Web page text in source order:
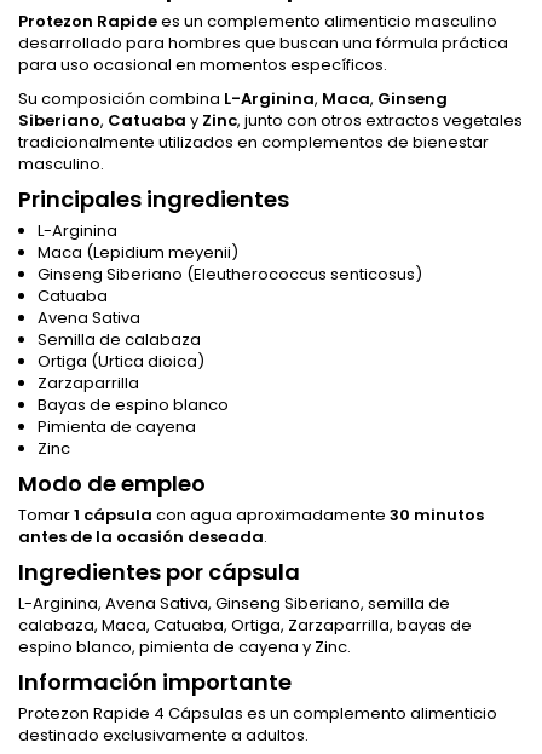
Protezon Rapidees un complemento alimenticio masculino
desarrollado para hombres que buscan una fórmula práctica
para uso ocasional en momentos específicos.
Su composición combina L-Arginina, Maca, Ginseng
Siberiano, Catuaba y Zinc, junto con otros extractos vegetales
tradicionalmente utilizados en complementos de bienestar
masculino.
Principales ingredientes
L-Arginina
Maca (Lepidium meyenii)
Ginseng Siberiano (Eleutherococcus senticosus)
Catuaba
Avena Sativa
Semilla de calabaza
Ortiga (Urtica dioica)
Zarzaparrilla
Bayas de espino blanco
Pimienta de cayena
Zinc
Modo de empleo
Tomar1 cápsula con agua aproximadamente 30 minutos
antes de la ocasión deseada.
Ingredientes por cápsula
L-Arginina, Avena Sativa, Ginseng Siberiano, semilla de
calabaza, Maca, Catuaba, Ortiga, Zarzaparrilla, bayas de
espino blanco, pimienta de cayena y Zinc.
Información importante
Protezon Rapide 4 Cápsulas es un complemento alimenticio
destinado exclusivamente a adultos.